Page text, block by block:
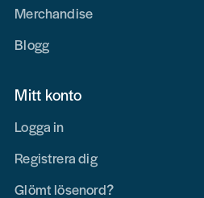
Merchandise
Blogg
Mitt konto
Logga in
Registrera dig
Glömt lösenord?